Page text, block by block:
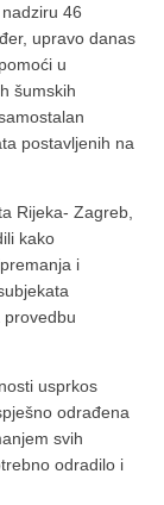
46
upravo danas
u
šumskih
postavljenih na
Rijeka- Zagreb,
kako
i
provedbu
usprkos
odrađena
svih
odradilo i